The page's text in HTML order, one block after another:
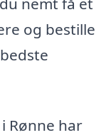
og bestille
Rønne har